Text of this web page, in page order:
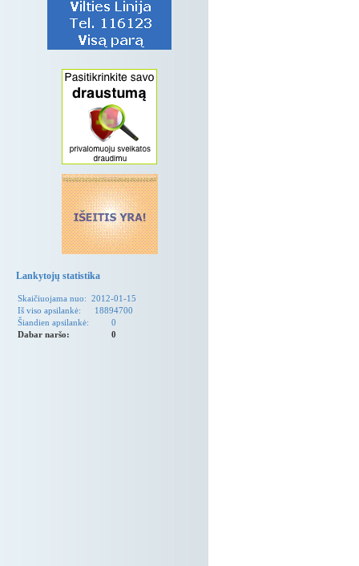
Lankytojų statistika
Skaičiuojama nuo: 2012-01-15
Iš viso apsilankė:
18894700
Šiandien apsilankė:
0
Dabar naršo:
0